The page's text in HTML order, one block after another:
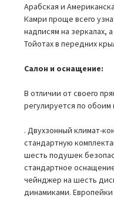
Арабская и
Камри проще всего
надписям на зеркалах,
Тойотах в передних
Салон и оснащение:
В отличии от своего
регулируется по обоим
. Двухзонный климат-
стандартную
шесть подушек
стандартное
чейнджер на шесть
динамиками.